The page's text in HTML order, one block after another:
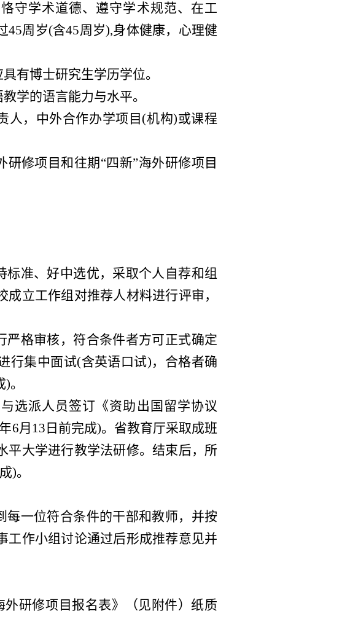
守学术道德、遵守学术规范、在工
45周岁(含45周岁),身体健康，心理健
有博士研究生学历学位。
学的语言能力与水平。
人，中外合作办学项目(机构)或课程
修项目和往期“四新”海外研修项目
准、好中选优，采取个人自荐和组
立工作组对推荐人材料进行评审，
严格审核，符合条件者方可正式确定
行集中面试(含英语口试)，合格者确
。
选派人员签订《资助出国留学协议
6月13日前完成)。省教育厅采取成班
平大学进行教学法研修。结束后，所
)。
每一位符合条件的干部和教师，并按
工作小组讨论通过后形成推荐意见并
外研修项目报名表》（见附件）纸质